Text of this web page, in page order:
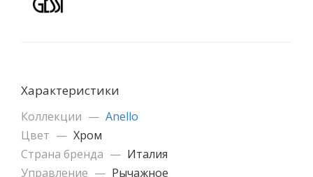
Характеристики
Коллекции — Anello
Цвет — Хром
Страна бренда — Италия
Управление — Рычажное